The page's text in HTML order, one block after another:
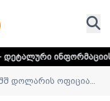
დოლარის ოფიცია...